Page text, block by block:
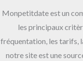
Monpetitdate est un
les principaux
fréquentation, les tarifs,
notre site est une